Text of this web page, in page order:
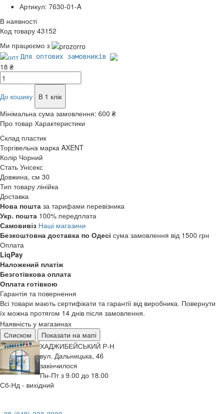
Артикул: 7630-01-A
В наявності
Код товару 43152
Ми працюємо з
Для оптових замовників
18 ₴
До кошику
В 1 клік
Мінімальна сума замовлення: 600 ₴
Про товар Характеристики
Склад пластик
Торгівельна марка AXENT
Колір Чорний
Стать Унісекс
Довжина, см 30
Тип товару лінійка
Доставка
Нова пошта за тарифами перевізника
Укр. пошта 100% передплата
Самовивіз Наші магазини
Безкоштовна доставка по Одесі сума замовлення від 1500 грн
Оплата
LiqPay
Наложений платіж
Безготівкова оплата
Оплата готівкою
Гарантія та повернення
Всі товари мають сертифікати та гарантії від виробника. Повернути
їх можна протягом 14 днів після замовлення.
Наявність у магазинах
Списком
Показати на мапі
ХАДЖИБЕЙСЬКИЙ Р-Н
вул. Дальницька, 46
закінчилося
Пн-Пт з 9.00 до 18.00
Сб-Нд - вихідний